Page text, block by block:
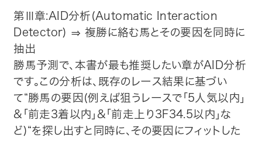
第Ⅲ章:AID分析(Automatic Interaction
Detector) ⇒ 複勝に絡む馬とその要因を同時に
抽出
勝馬予測で、本書が最も推奨したい章がAID分析
です。この分析は、既存のレース結果に基づい
て“勝馬の要因(例えば狙うレースで「5人気以内」
&「前走3着以内」&「前走上り3F34.5以内」な
ど)“を探し出すと同時に、その要因にフィットした